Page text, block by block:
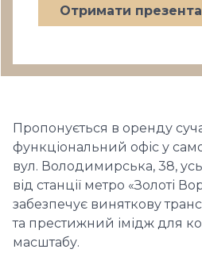
Отримати
Пропонується в оренду
функціональний офіс у
вул. Володимирська, 38,
від станції метро «Золоті
забезпечує виняткову
та престижний імідж для
масштабу.